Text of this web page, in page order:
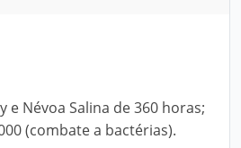
e Névoa Salina de 360 horas;
(combate a bactérias).